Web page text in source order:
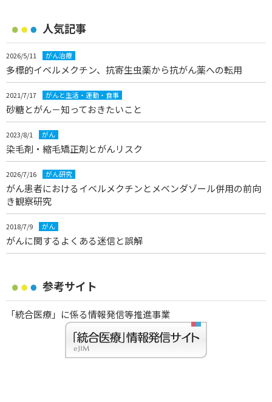
人気記事
2026/5/11 がん治療
多標的イベルメクチン、抗寄生虫薬から抗がん薬への転用
2021/7/17 がんと生活・運動・食事
砂糖とがん－知っておきたいこと
2023/8/1 がん
染毛剤・縮毛矯正剤とがんリスク
2026/7/16 がん研究
がん患者におけるイベルメクチンとメベンダゾール併用の前向
き観察研究
2018/7/9 がん
がんに関するよくある迷信と誤解
参考サイト
「統合医療」に係る情報発信等推進事業